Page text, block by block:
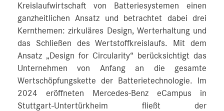
Kreislaufwirtschaft von Batteriesystemen einen
ganzheitlichen Ansatz und betrachtet dabei drei
Kernthemen: zirkuläres Design, Werterhaltung und
das Schließen des Wertstoffkreislaufs. Mit dem
Ansatz „Design for Circularity“ berücksichtigt das
Unternehmen von Anfang an die gesamte
Wertschöpfungskette der Batterietechnologie. Im
2024 eröffneten Mercedes-Benz eCampus in
Stuttgart-Untertürkheim fließt der